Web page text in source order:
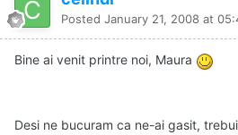
Posted January 21, 2008 at
Bine ai venit printre noi, Maura
Desi ne bucuram ca ne-ai gasit,